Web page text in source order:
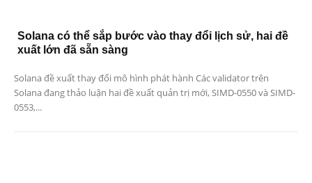
Solana có thể sắp bước vào thay đổi lịch sử, hai đề
xuất lớn đã sẵn sàng
Solana đề xuất thay đổi mô hình phát hành Các validator trên
Solana đang thảo luận hai đề xuất quản trị mới, SIMD-0550 và SIMD-
0553,...